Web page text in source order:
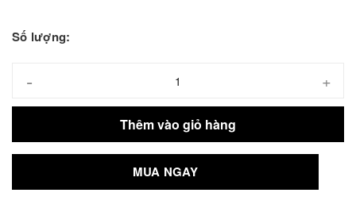
Số lượng:
- +
Thêm vào giỏ hàng
MUA NGAY